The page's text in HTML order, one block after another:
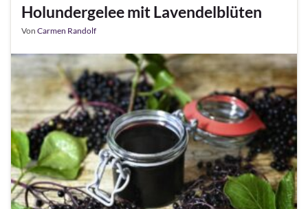
Holundergelee mit Lavendelblüten
Von Carmen Randolf